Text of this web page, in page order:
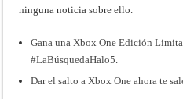
ninguna noticia sobre ello.
Gana una Xbox One Edición
#LaBúsquedaHalo5.
Dar el salto a Xbox One ahora te